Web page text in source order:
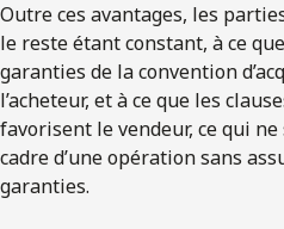
Outre ces avantages, les
le reste étant constant, à ce
garanties de la convention
l’acheteur, et à ce que les
favorisent le vendeur, ce qui
cadre d’une opération sans
garanties.